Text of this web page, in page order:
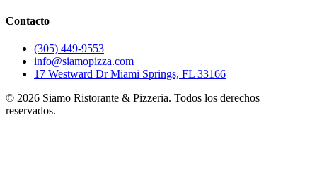
Contacto
(305) 449-9553
info@siamopizza.com
17 Westward Dr Miami Springs, FL 33166
© 2026 Siamo Ristorante & Pizzeria. Todos los derechos
reservados.